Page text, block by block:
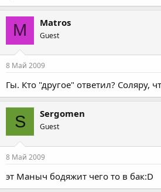
M Matros
Guest
8 Май 2009
Гы. Кто "другое" ответил? Соляру,
S Sergomen
Guest
8 Май 2009
эт Маныч бодяжит чего то в бак:D